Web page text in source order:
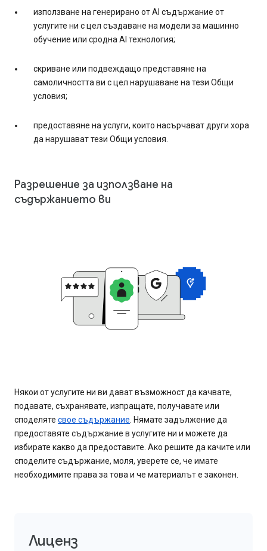
използване на генерирано от AI съдържание от
услугите ни с цел създаване на модели за машинно
обучение или сродна AI технология;
скриване или подвеждащо представяне на
самоличността ви с цел нарушаване на тези Общи
условия;
предоставяне на услуги, които насърчават други хора
да нарушават тези Общи условия.
Разрешение за използване на
съдържанието ви
Някои от услугите ни ви дават възможност да качвате,
подавате, съхранявате, изпращате, получавате или
споделяте свое съдържание. Нямате задължение да
предоставяте съдържание в услугите ни и можете да
избирате какво да предоставите. Ако решите да качите или
споделите съдържание, моля, уверете се, че имате
необходимите права за това и че материалът е законен.
Лиценз